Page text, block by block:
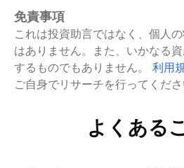
免責事項
これは投資助言ではなく、個人
はありません。また、いかなる
するものでもありません。
利用
ご自身でリサーチを行ってくださ
よくある